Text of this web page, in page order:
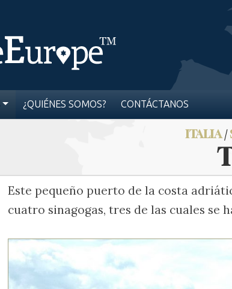
¿QUIÉNES SOMOS? CONTÁCTANOS
ITALIA/
Este pequeño puerto de la costa
cuatro sinagogas, tres de las cuales se